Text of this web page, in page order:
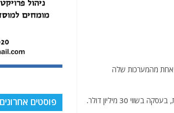
אחת מהמערכות שלה
פוסטים אחרונים